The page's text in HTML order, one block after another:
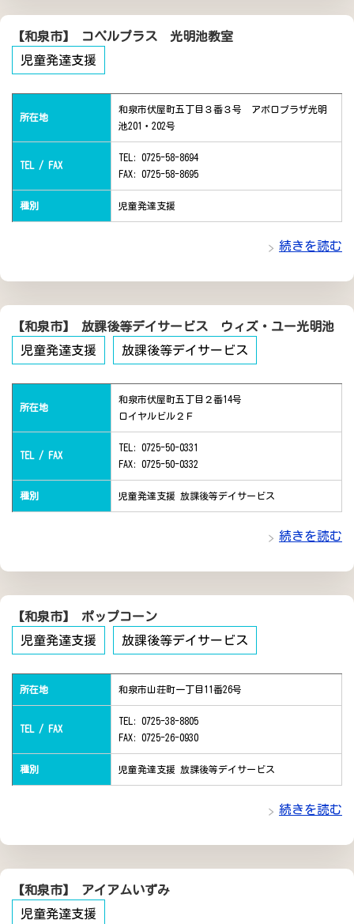
【和泉市】 コペルプラス 光明池教室
児童発達支援
所在地
和泉市伏屋町五丁目３番３号 アポロプラザ光明
池201・202号
TEL / FAX
TEL: 0725-58-8694
FAX: 0725-58-8695
種別 児童発達支援
続きを読む
【和泉市】 放課後等デイサービス ウィズ・ユー光明池
児童発達支援
放課後等デイサービス
所在地
和泉市伏屋町五丁目２番14号
ロイヤルビル２Ｆ
TEL / FAX
TEL: 0725-50-0331
FAX: 0725-50-0332
種別 児童発達支援 放課後等デイサービス
続きを読む
【和泉市】 ポップコーン
児童発達支援
放課後等デイサービス
所在地 和泉市山荘町一丁目11番26号
TEL / FAX
TEL: 0725-38-8805
FAX: 0725-26-0930
種別 児童発達支援 放課後等デイサービス
続きを読む
【和泉市】 アイアムいずみ
児童発達支援